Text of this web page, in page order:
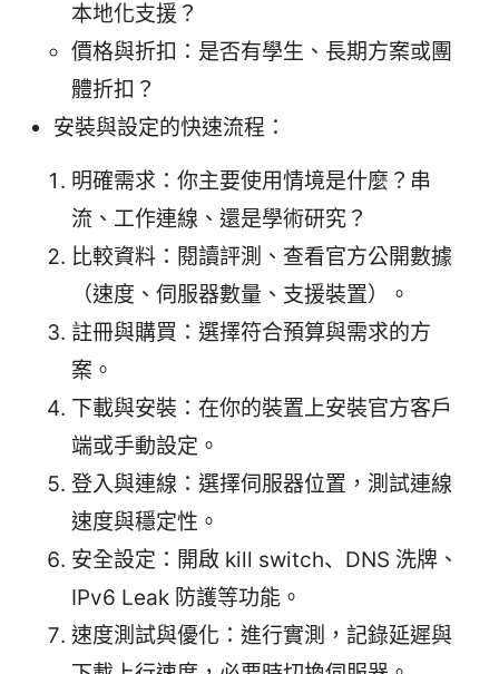
本地化支援？
價格與折扣：是否有學生、長期方案或團
體折扣？
安裝與設定的快速流程：
明確需求：你主要使用情境是什麼？串
流、工作連線、還是學術研究？
比較資料：閱讀評測、查看官方公開數據
（速度、伺服器數量、支援裝置）。
註冊與購買：選擇符合預算與需求的方
案。
下載與安裝：在你的裝置上安裝官方客戶
端或手動設定。
登入與連線：選擇伺服器位置，測試連線
速度與穩定性。
安全設定：開啟 kill switch、DNS 洗牌、
IPv6 Leak 防護等功能。
速度測試與優化：進行實測，記錄延遲與